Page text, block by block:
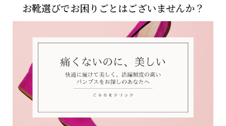
お靴選びでお困りごとはございませんか？